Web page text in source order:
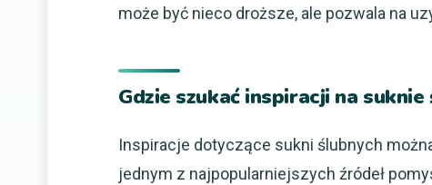
może być nieco droższe, ale pozwala na
Gdzie szukać inspiracji na suknie
Inspiracje dotyczące sukni ślubnych
jednym z najpopularniejszych źródeł